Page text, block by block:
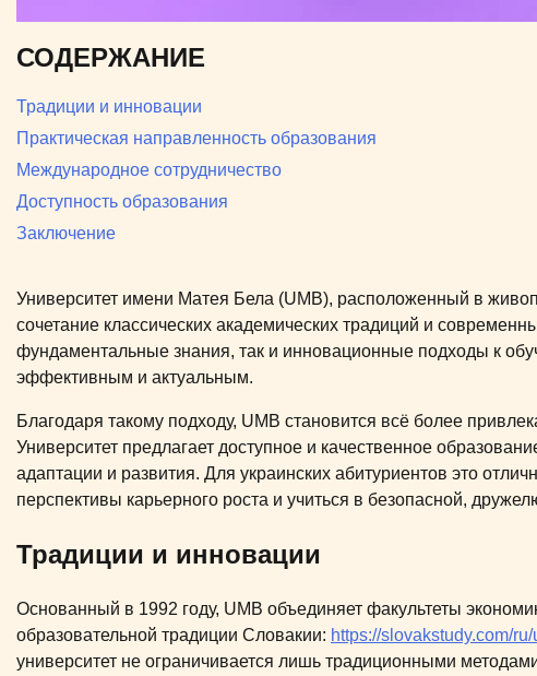
СОДЕРЖАНИЕ
Традиции и инновации
Практическая направленность образования
Международное сотрудничество
Доступность образования
Заключение
Университет имени Матея Бела (UMB), расположенный в
сочетание классических академических традиций и
фундаментальные знания, так и инновационные подходы к
эффективным и актуальным.
Благодаря такому подходу, UMB становится всё более
Университет предлагает доступное и качественное
адаптации и развития. Для украинских абитуриентов это
перспективы карьерного роста и учиться в безопасной,
Традиции и инновации
Основанный в 1992 году, UMB объединяет факультеты
образовательной традиции Словакии: https://slovakstudy.com/
университет не ограничивается лишь традиционными